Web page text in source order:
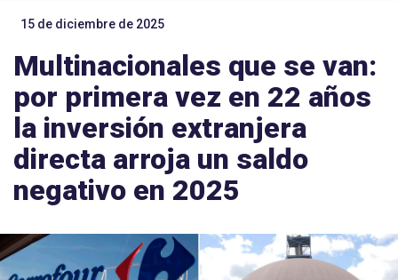
15 de diciembre de 2025
Multinacionales que se van:
por primera vez en 22 años
la inversión extranjera
directa arroja un saldo
negativo en 2025